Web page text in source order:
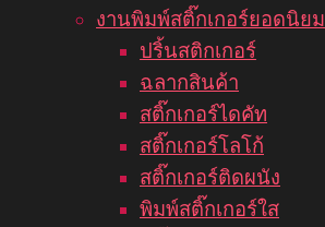
งานพิมพ์สติ๊กเกอร์ยอดนิยม
ปริ้นสติกเกอร์
ฉลากสินค้า
สติ๊กเกอร์ไดคัท
สติ๊กเกอร์โลโก้
สติ๊กเกอร์ติดผนัง
พิมพ์สติ๊กเกอร์ใส